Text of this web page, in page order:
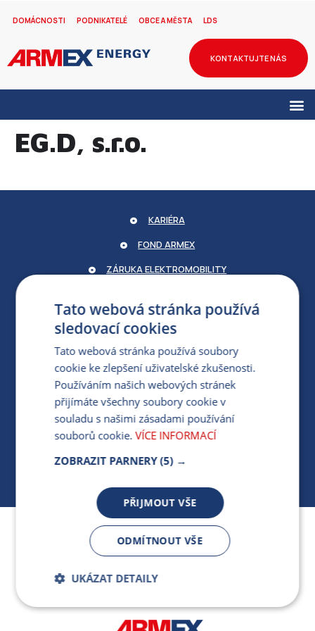
DOMÁCNOSTI PODNIKATELÉ OBCE A MĚSTA LDS
KONTAKTUJTE NÁS
EG.D, s.r.o.
Jsme součástí skupiny ARMEX a členem Asociace
nezávislých dodavatelů energií.
KARIÉRA
FOND ARMEX
ZÁRUKA ELEKTROMOBILITY
PRO MÉDIA
MÁM DOTAZ KE STÁVAJÍCÍ SMLOUVĚ
412 154 154
PO-PÁ 7:30-17:00
Tato webová stránka používá
sledovací cookies
Tato webová stránka používá soubory
cookie ke zlepšení uživatelské zkušenosti.
Používáním našich webových stránek
přijímáte všechny soubory cookie v
souladu s našimi zásadami používání
souborů cookie. VÍCE INFORMACÍ
ZOBRAZIT PARNERY (5) →
PŘIJMOUT VŠE
ODMÍTNOUT VŠE
UKÁZAT DETAILY
Bezpodmínečně
nutné soubory
Výkonnostní